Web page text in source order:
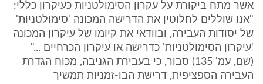
אשר מתח ביקורת על עקרון הסימולטניות כעיקרון כללי:
"אנו שוללים לחלוטין את הדרישה המכונה 'סימולטניות'
של יסודות העבירה, ובוודאי את קיומו של עיקרון המכונה
'עיקרון הסימולטניות' כדרישה או עיקרון הכרחיים ..."
(שם, עמ' 135) סבור, כי בעבירת הגניבה, מכוח הגדרת
העבירה הספציפית, דרישת הבו-זמניות תמשיך